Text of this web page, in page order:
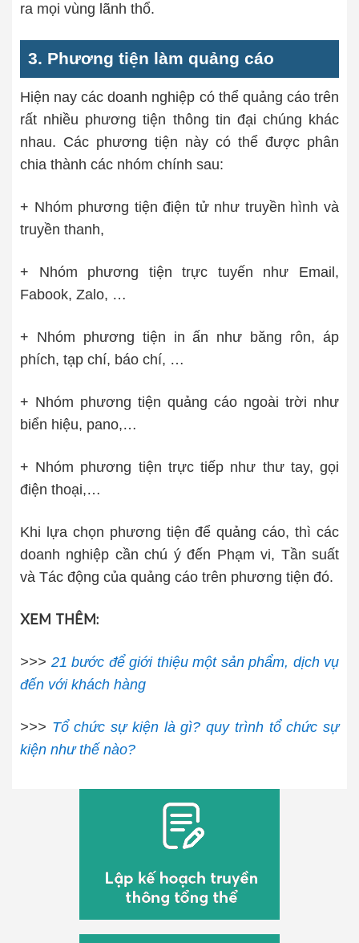
ra mọi vùng lãnh thổ.
3. Phương tiện làm quảng cáo
Hiện nay các doanh nghiệp có thể quảng cáo trên
rất nhiều phương tiện thông tin đại chúng khác
nhau. Các phương tiện này có thể được phân
chia thành các nhóm chính sau:
+ Nhóm phương tiện điện tử như truyền hình và
truyền thanh,
+ Nhóm phương tiện trực tuyến như Email,
Fabook, Zalo, …
+ Nhóm phương tiện in ấn như băng rôn, áp
phích, tạp chí, báo chí, …
+ Nhóm phương tiện quảng cáo ngoài trời như
biển hiệu, pano,…
+ Nhóm phương tiện trực tiếp như thư tay, gọi
điện thoại,…
Khi lựa chọn phương tiện để quảng cáo, thì các
doanh nghiệp cần chú ý đến Phạm vi, Tần suất
và Tác động của quảng cáo trên phương tiện đó.
XEM THÊM:
>>> 21 bước để giới thiệu một sản phẩm, dịch vụ
đến với khách hàng
>>> Tổ chức sự kiện là gì? quy trình tổ chức sự
kiện như thế nào?